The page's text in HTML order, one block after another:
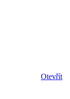
Otevřít